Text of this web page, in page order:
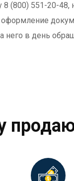
(800) 551-20-48,
оформление
него в день